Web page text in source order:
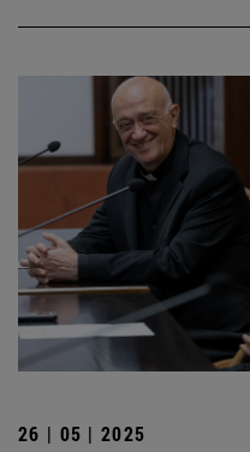
26 | 05 | 2025